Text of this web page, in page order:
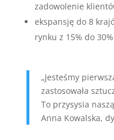
zadowolenie
ekspansję do 8
rynku z 15% do
„Jesteśmy
zastosowała
To przysysia
Anna Kowalska,